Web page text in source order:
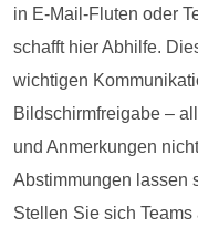
in E-Mail-Fluten oder
schafft hier Abhilfe.
wichtigen
Bildschirmfreigabe –
und Anmerkungen
Abstimmungen lassen
Stellen Sie sich